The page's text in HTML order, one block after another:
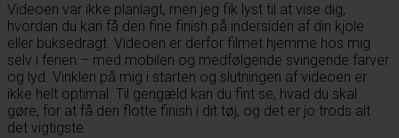
Videoen var ikke planlagt, men jeg fik lyst til at vise dig,
hvordan du kan få den fine finish på indersiden af din kjole
eller buksedragt. Videoen er derfor filmet hjemme hos mig
selv i ferien – med mobilen og medfølgende svingende farver
og lyd. Vinklen på mig i starten og slutningen af videoen er
ikke helt optimal. Til gengæld kan du fint se, hvad du skal
gøre, for at få den flotte finish i dit tøj, og det er jo trods alt
det vigtigste.